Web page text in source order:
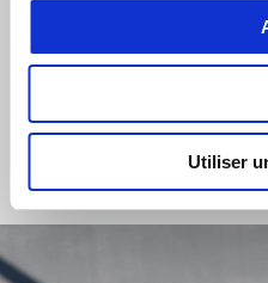
Utiliser